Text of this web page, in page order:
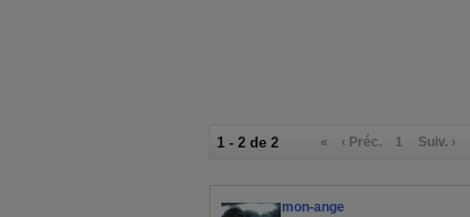
1 - 2 de 2 « ‹ Préc. 1 Suiv. ›
mon-ange